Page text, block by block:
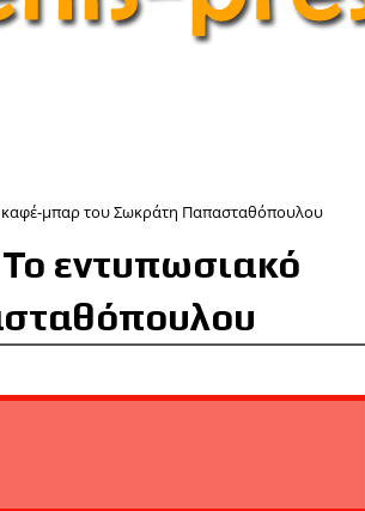
καφέ-μπαρ του Σωκράτη Παπασταθόπουλου
εντυπωσιακό